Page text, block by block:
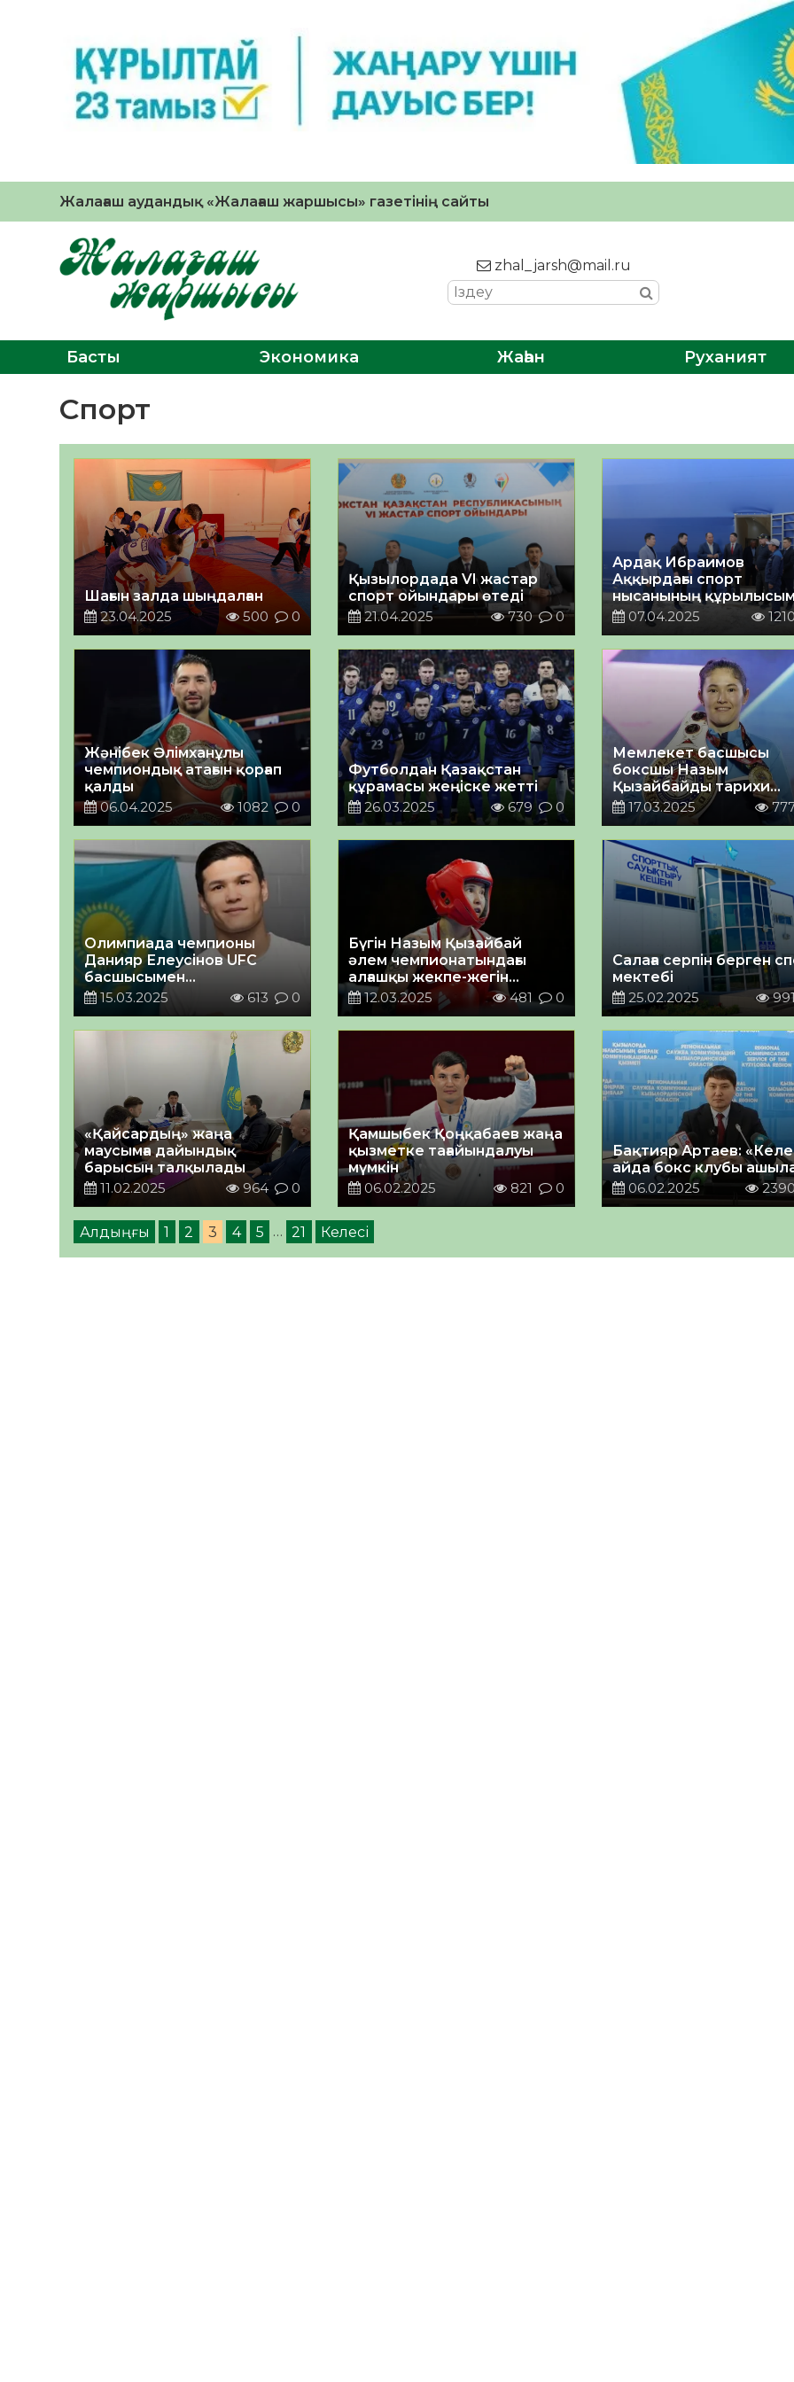
Жалағаш аудандық «Жалағаш жаршысы» газетінің сайты
zhal_jarsh@mail.ru
Басты Экономика Жаһан Руханият
Спорт
Шағын залда шыңдалған
23.04.2025
500 0
Қызылордада VI жастар
спорт ойындары өтеді
21.04.2025
730 0
Ардақ Ибраимов
Аққырдағы спорт
нысанының
танысты
07.04.2025 1210
Жәнібек Әлімханұлы
чемпиондық атағын қорғап
қалды
06.04.2025
1082 0
Футболдан Қазақстан
құрамасы жеңіске жетті
26.03.2025
679 0
Мемлекет басшысы
боксшы Назым
Қызайбайды тарихи
жеңісімен құттықтады
17.03.2025
Олимпиада чемпионы
Данияр Елеусінов UFC
басшысымен
келісімшартқа қол қойды
15.03.2025 613 0
Бүгін Назым Қызайбай
әлем чемпионатындағы
алғашқы жекпе-жегін
өткізеді
12.03.2025 481 0
Салаға серпін берген
мектебі
25.02.2025
991
«Қайсардың» жаңа
маусымға дайындық
барысын талқылады
11.02.2025
964 0
Қамшыбек Қоңқабаев жаңа
қызметке тағайындалуы
мүмкін
06.02.2025
821 0
Бақтияр Артаев:
айда бокс клубы
06.02.2025
2390
Алдыңғы 1 2 3 4 5 … 21 Келесі